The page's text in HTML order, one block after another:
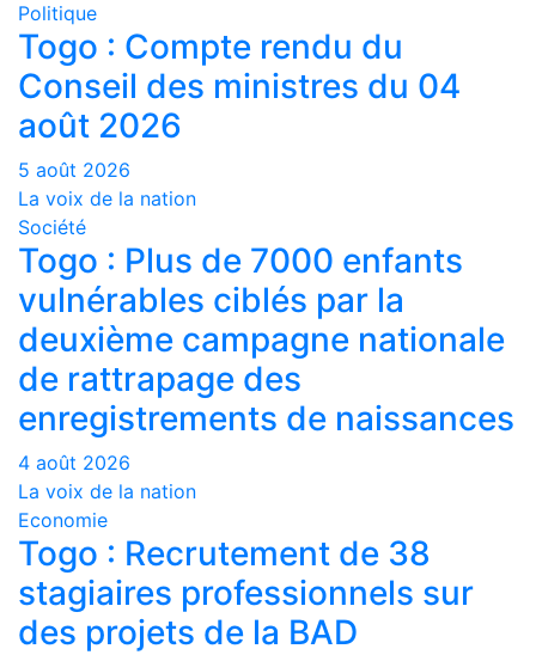
Politique
Togo : Compte rendu du
Conseil des ministres du 04
août 2026
5 août 2026
La voix de la nation
Société
Togo : Plus de 7000 enfants
vulnérables ciblés par la
deuxième campagne nationale
de rattrapage des
enregistrements de naissances
4 août 2026
La voix de la nation
Economie
Togo : Recrutement de 38
stagiaires professionnels sur
des projets de la BAD